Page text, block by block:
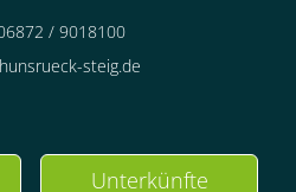
/ 9018100
steig.de
Unterkünfte